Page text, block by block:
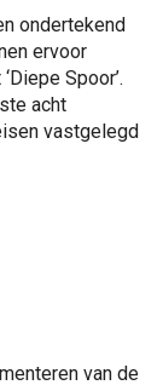
ondertekend
ervoor
Spoor’.
acht
vastgelegd
van de